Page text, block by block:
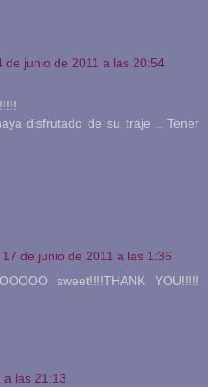
de junio de 2011 a las 20:54
disfrutado de su traje .. Tener
17 de junio de 2011 a las 1:36
sweet!!!!THANK YOU!!!!!
a las 21:13